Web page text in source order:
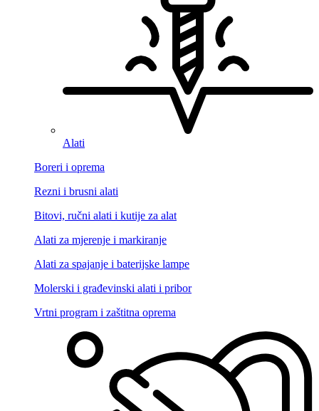
Alati
Boreri i oprema
Rezni i brusni alati
Bitovi, ručni alati i kutije za alat
Alati za mjerenje i markiranje
Alati za spajanje i baterijske lampe
Molerski i građevinski alati i pribor
Vrtni program i zaštitna oprema